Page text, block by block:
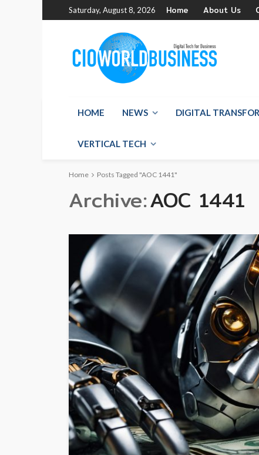
Saturday, August 8, 2026 Home About Us
HOME NEWS DIGITAL
VERTICAL TECH
Home Posts Tagged "AOC 1441"
Archive AOC 1441